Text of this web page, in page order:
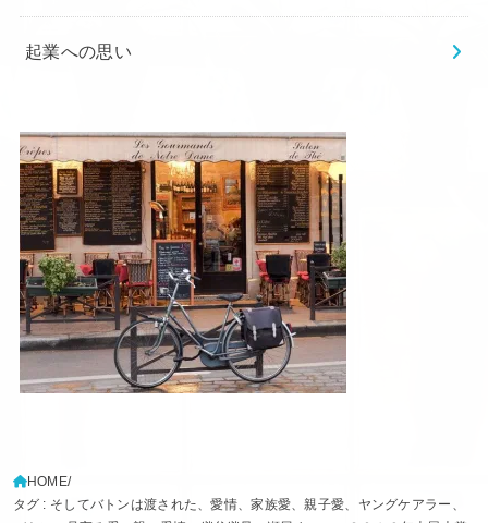
起業への思い
HOME
タグ : そしてバトンは渡された、愛情、家族愛、親子愛、ヤングケアラー、